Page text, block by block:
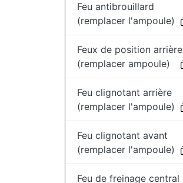
Feu antibrouillard
(remplacer l'ampoule)
Feux de position arrière
(remplacer ampoule)
Feu clignotant arrière
(remplacer l'ampoule)
Feu clignotant avant
(remplacer l'ampoule)
Feu de freinage central